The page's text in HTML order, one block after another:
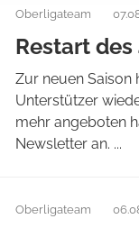
Oberligateam
Restart
Zur neuen Saison
Unterstützer
mehr angeboten
Newsletter an. ...
Oberligateam